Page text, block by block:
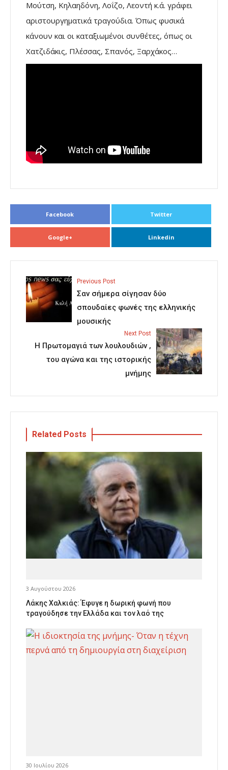
Μούτση, Κηλαηδόνη, Λοΐζο, Λεοντή κ.ά. γράφει
αριστουργηματικά τραγούδια. Όπως φυσικά
κάνουν και οι καταξιωμένοι συνθέτες, όπως οι
Χατζιδάκις, Πλέσσας, Σπανός, Ξαρχάκος…
Facebook Twitter
Google+ Linkedin
Previous Post
Σαν σήμερα σίγησαν δύο
σπουδαίες φωνές της ελληνικής
μουσικής
Next Post
Η Πρωτομαγιά των λουλουδιών ,
του αγώνα και της ιστορικής
μνήμης
Related Posts
3 Αυγούστου 2026
Λάκης Χαλκιάς: Έφυγε η δωρική φωνή που
τραγούδησε την Ελλάδα και τον λαό της
30 Ιουλίου 2026